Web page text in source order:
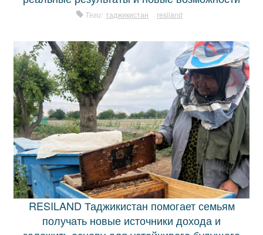
Теги: таджикистан resiland
RESILAND Таджикистан помогает семьям
получать новые источники дохода и